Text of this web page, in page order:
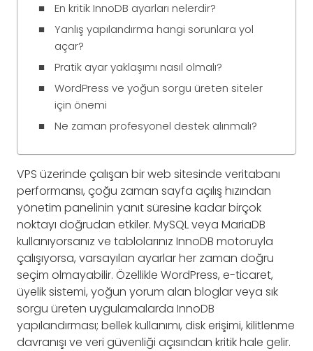
En kritik InnoDB ayarları nelerdir?
Yanlış yapılandırma hangi sorunlara yol
açar?
Pratik ayar yaklaşımı nasıl olmalı?
WordPress ve yoğun sorgu üreten siteler
için önemi
Ne zaman profesyonel destek alınmalı?
VPS üzerinde çalışan bir web sitesinde veritabanı
performansı, çoğu zaman sayfa açılış hızından
yönetim panelinin yanıt süresine kadar birçok
noktayı doğrudan etkiler. MySQL veya MariaDB
kullanıyorsanız ve tablolarınız InnoDB motoruyla
çalışıyorsa, varsayılan ayarlar her zaman doğru
seçim olmayabilir. Özellikle WordPress, e-ticaret,
üyelik sistemi, yoğun yorum alan bloglar veya sık
sorgu üreten uygulamalarda InnoDB
yapılandırması; bellek kullanımı, disk erişimi, kilitlenme
davranışı ve veri güvenliği açısından kritik hale gelir.